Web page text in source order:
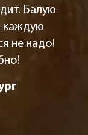
Балую
каждую
не надо!